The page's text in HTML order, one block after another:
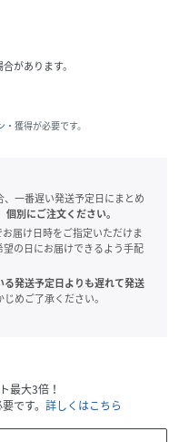
があります。
・獲得が必要です。
一番遅い発送予定日にまとめ
個別にご注文ください。
届け日時をご指定いただけま
の日にお届けできるよう手配
発送予定日よりも遅れて発送
めご了承ください。
最大3倍！
です。 詳しくはこちら